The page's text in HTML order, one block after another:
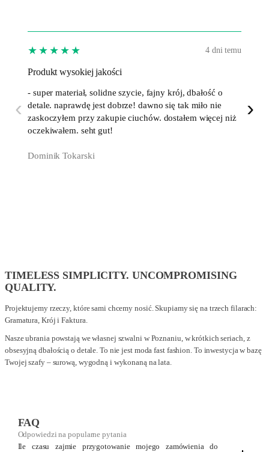
‹
★★★★★ 4 dni temu
Produkt wysokiej jakości
- super materiał, solidne szycie, fajny krój, dbałość o
detale. naprawdę jest dobrze! dawno się tak miło nie
zaskoczyłem przy zakupie ciuchów. dostałem więcej niż
oczekiwałem. seht gut!
Dominik Tokarski
›
TIMELESS SIMPLICITY. UNCOMPROMISING
QUALITY.
Projektujemy rzeczy, które sami chcemy nosić. Skupiamy się na trzech filarach:
Gramatura, Krój i Faktura.
Nasze ubrania powstają we własnej szwalni w Poznaniu, w krótkich seriach, z
obsesyjną dbałością o detale. To nie jest moda fast fashion. To inwestycja w bazę
Twojej szafy – surową, wygodną i wykonaną na lata.
FAQ
Odpowiedzi na popularne pytania
Ile czasu zajmie przygotowanie mojego zamówienia do